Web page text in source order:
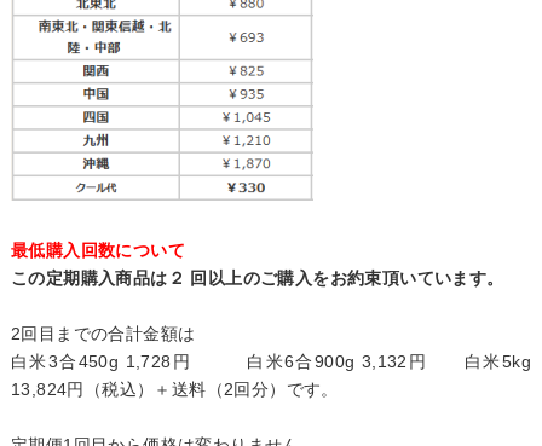
最低購入回数について
この定期購入商品は２ 回以上のご購入をお約束頂いています。
2回目までの合計金額は
白米3合450g 1,728円 白米6合900g 3,132円 白米5kg
13,824円（税込）＋送料（2回分）です。